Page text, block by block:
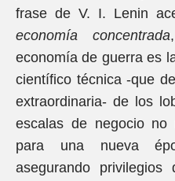
frase de V. I. Lenin
economía concentrada
economía de guerra es
científico técnica -que
extraordinaria- de los
escalas de negocio no
para una nueva
asegurando